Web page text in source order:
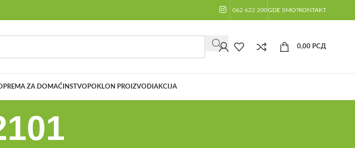
062 622 200GDE SMO?KONTAKT
0,00 РСД
ZA DOMAĆINSTVO POKLON PROIZVODIAKCIJA